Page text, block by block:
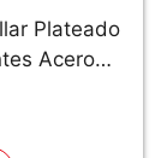
Plateado
Acero